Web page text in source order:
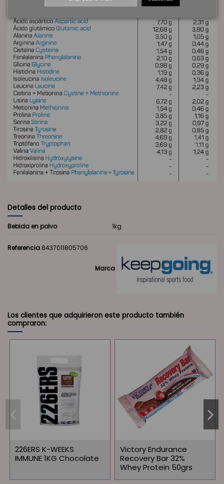
Detalles del producto
Bebida en polvo 1kg
Marca
Referencia 8437011805706
Los clientes que adquirieron este producto también
compraron:
226ERS K-WEEKS
IMMUNE 1KG Chocolate
Victory Endurance
Recovery Bar 32%
Whey Protein 50grs